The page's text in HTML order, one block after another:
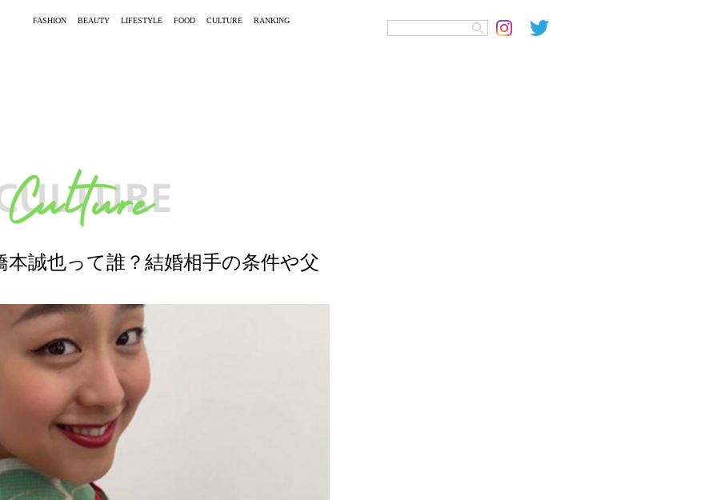
FASHION BEAUTY LIFESTYLE FOOD CULTURE RANKING
本誠也って誰？結婚相手の条件や父